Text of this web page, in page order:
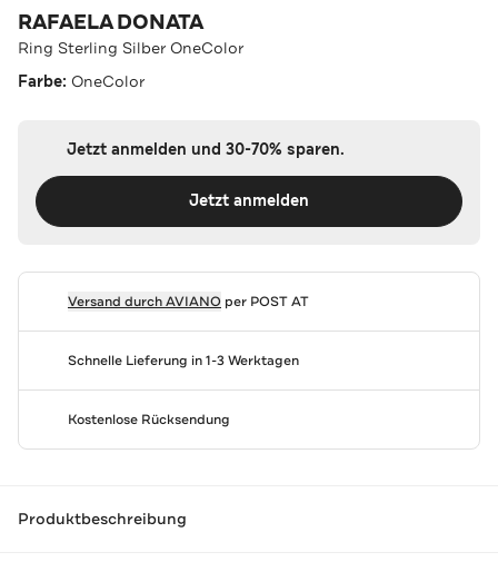
RAFAELA DONATA
Ring Sterling Silber OneColor
Farbe: OneColor
Jetzt anmelden und 30-70% sparen.
Jetzt anmelden
Versand durchAVIANOper POST AT
Schnelle Lieferung in 1-3 Werktagen
Kostenlose Rücksendung
Produktbeschreibung